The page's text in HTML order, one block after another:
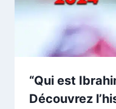
“Qui est
Découvrez